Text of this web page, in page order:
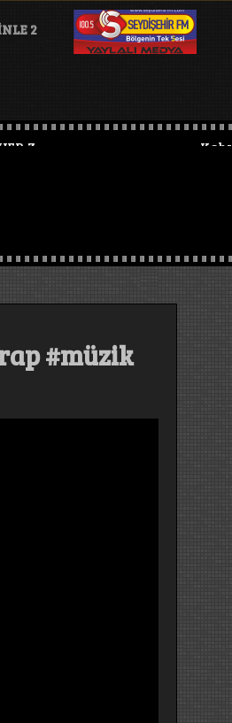
2
BAŞKADIR) #keşfet #müzik
Kahveci
#müzik